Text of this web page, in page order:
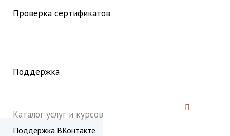
Проверка сертификатов
Поддержка
Поддержка ВКонтакте
Каталог услуг и курсов